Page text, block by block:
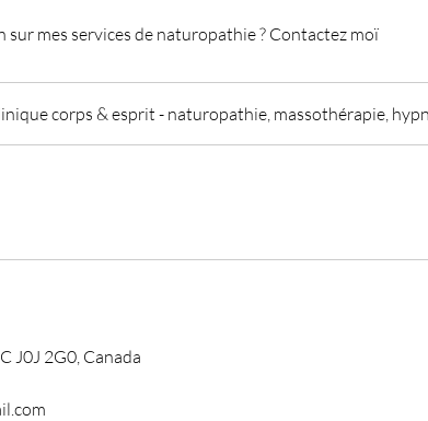
mes services de naturopathie ? Contactez moï
corps & esprit - naturopathie, massothérapie,
J0J 2G0, Canada